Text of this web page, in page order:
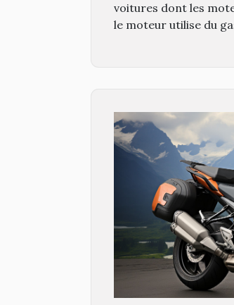
voitures dont les
le moteur utilise du